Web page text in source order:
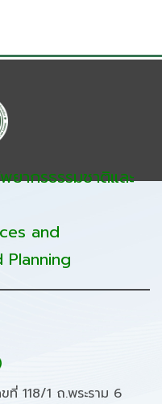
ยากรธรรมชาติและ
and
ที่ 118/1 ถ.พระราม 6